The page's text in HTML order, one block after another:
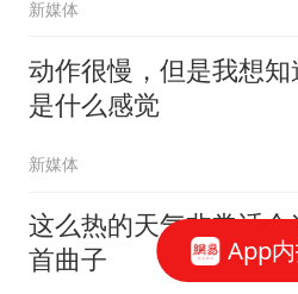
新媒体
动作很慢，但是我想知
是什么感觉
新媒体
这么热的天气非常适合
首曲子
App